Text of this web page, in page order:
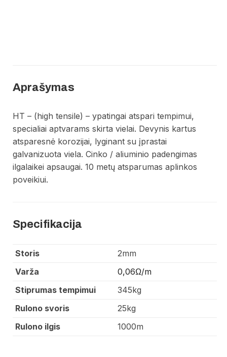
Aprašymas
HT – (high tensile) – ypatingai atspari tempimui,
specialiai aptvarams skirta vielai. Devynis kartus
atsparesnė korozijai, lyginant su įprastai
galvanizuota viela. Cinko / aliuminio padengimas
ilgalaikei apsaugai. 10 metų atsparumas aplinkos
poveikiui.
Specifikacija
Storis
2mm
Varža
0,06Ω/m
Stiprumas tempimui
345kg
Rulono svoris
25kg
Rulono ilgis
1000m